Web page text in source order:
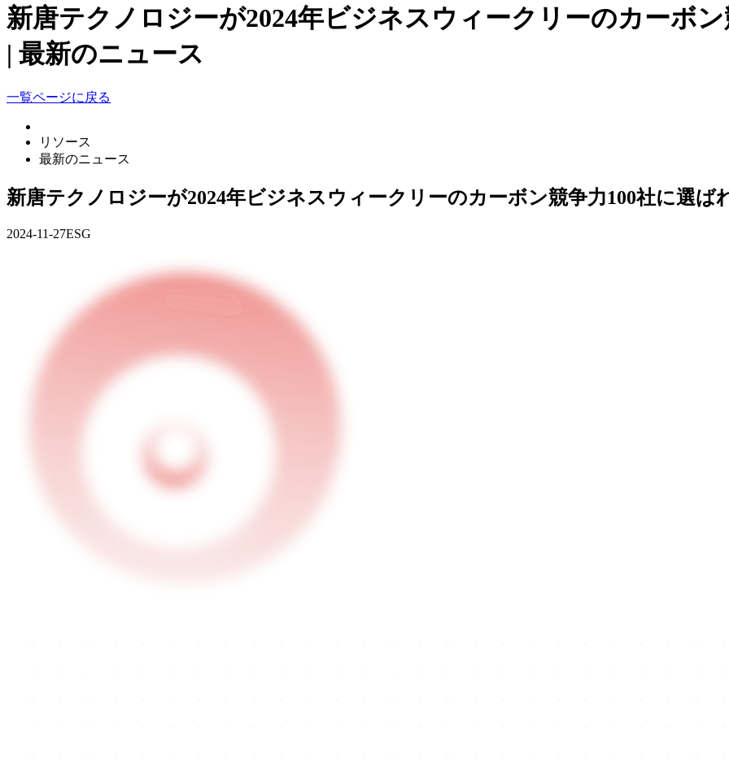
新唐テクノロジーが2024年ビジネスウィークリーのカーボン
| 最新のニュース
一覧ページに戻る
リソース
最新のニュース
新唐テクノロジーが2024年ビジネスウィークリーのカーボン競争力100社に選ば
2024-11-27ESG